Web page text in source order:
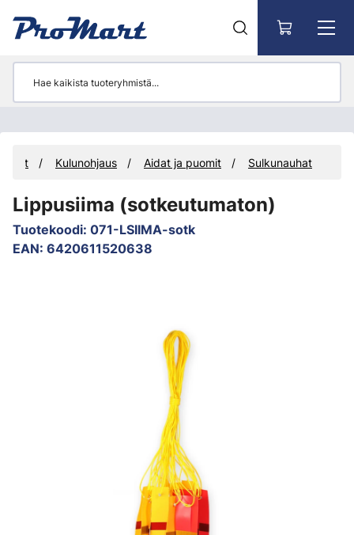
Kulunohjaus Aidat ja puomit Sulkunauhat
Lippusiima (sotkeutumaton)
Tuotekoodi: 071-LSIIMA-sotk
EAN: 6420611520638